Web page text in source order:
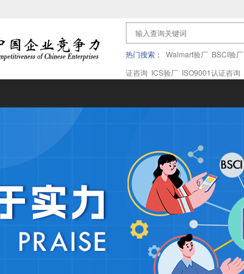
热门搜索： Walmart验厂 BSCI验厂
证咨询 ICS验厂 ISO9001认证咨询